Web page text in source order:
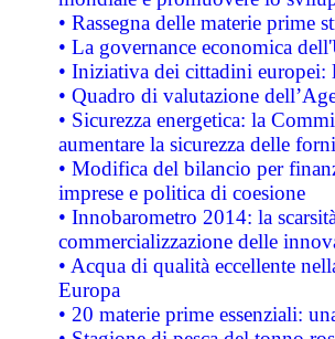
• Rassegna delle materie prime
• La governance economica
• Iniziativa dei cittadini
• Quadro di valutazione
• Sicurezza energetica: la
aumentare la sicurezza delle
• Modifica del bilancio per
imprese e politica di coesione
• Innobarometro 2014: la
commercializzazione delle
• Acqua di qualità eccellente
Europa
• 20 materie prime essenziali: